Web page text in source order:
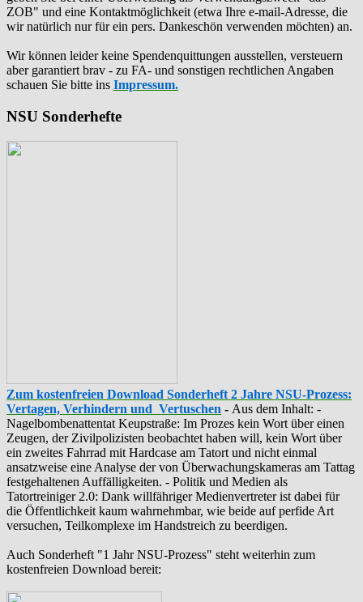
ZOB" und eine Kontaktmöglichkeit (etwa Ihre e-mail-Adresse, die
wir natürlich nur für ein pers. Dankeschön verwenden möchten) an.
Wir können leider keine Spendenquittungen ausstellen, versteuern
aber garantiert brav - zu FA- und sonstigen rechtlichen Angaben
schauen Sie bitte ins Impressum.
NSU Sonderhefte
Zum kostenfreien Download Sonderheft 2 Jahre NSU-Prozess:
Vertagen, Verhindern und Vertuschen - Aus dem Inhalt: -
‪Nagelbombenattentat‬ ‎Keupstraße‬: Im Prozes kein Wort über einen
Zeugen, der Zivilpolizisten beobachtet haben will, kein Wort über
ein zweites Fahrrad mit Hardcase am Tatort und nicht einmal
ansatzweise eine Analyse der von Überwachungskameras am Tattag
festgehaltenen Auffälligkeiten. - Politik und Medien als
‪Tatortreiniger‬ 2.0: Dank willfähriger Medienvertreter ist dabei für
die Öffentlichkeit kaum wahrnehmbar, wie beide auf perfide Art
versuchen, Teilkomplexe im Handstreich zu beerdigen.
Auch Sonderheft "1 Jahr NSU-Prozess" steht weiterhin zum
kostenfreien Download bereit: